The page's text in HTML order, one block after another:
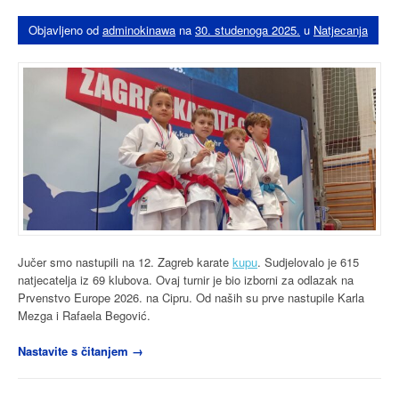
Objavljeno od adminokinawa na 30. studenoga 2025. u Natjecanja
Jučer smo nastupili na 12. Zagreb karate kupu. Sudjelovalo je 615
natjecatelja iz 69 klubova. Ovaj turnir je bio izborni za odlazak na
Prvenstvo Europe 2026. na Cipru. Od naših su prve nastupile Karla
Mezga i Rafaela Begović.
Nastavite s čitanjem “12.
→